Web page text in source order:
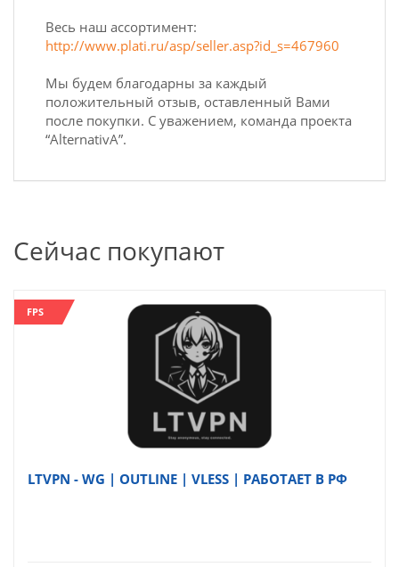
Весь наш ассортимент:
http://www.plati.ru/asp/seller.asp?id_s=467960
Мы будем благодарны за каждый
положительный отзыв, оставленный Вами
после покупки. С уважением, команда проекта
“AlternativA”.
Сейчас покупают
FPS
LTVPN - WG | OUTLINE | VLESS | РАБОТАЕТ В РФ